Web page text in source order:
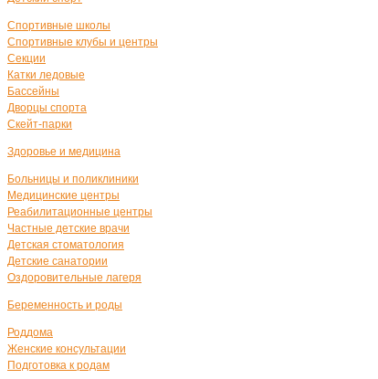
Спортивные школы
Спортивные клубы и центры
Секции
Катки ледовые
Бассейны
Дворцы спорта
Скейт-парки
Здоровье и медицина
Больницы и поликлиники
Медицинские центры
Реабилитационные центры
Частные детские врачи
Детская стоматология
Детские санатории
Оздоровительные лагеря
Беременность и роды
Роддома
Женские консультации
Подготовка к родам